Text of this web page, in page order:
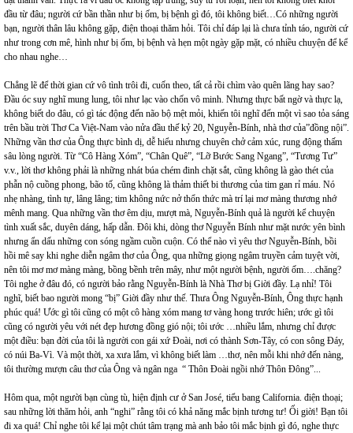
đầu từ đâu; người cứ bần thần như bị ốm, bị bệnh gì đó, tôi không biết…Có những người
bạn, người thân lâu không gặp, điện thoại thăm hỏi. Tôi chỉ đáp lại là chưa tỉnh táo, người cứ
như trong cơn mê, hình như bị ốm, bị bệnh và hẹn một ngày gặp mặt, có nhiều chuyện để kể
cho nhau nghe…
Chẳng lẽ để thời gian cứ vô tình trôi đi, cuốn theo, tất cả rồi chìm vào quên lãng hay sao?
Đầu óc suy nghĩ mung lung, tôi như lạc vào chốn vô minh. Nhưng thực bất ngờ và thực lạ,
không biết do đâu, có gì tác động đến não bộ mệt mỏi, khiến tôi nghĩ đến một vì sao tỏa sáng
trên bầu trời Thơ Ca Việt-Nam vào nửa đầu thế kỷ 20, Nguyễn-Bính, nhà thơ của”đồng nội”.
Những vần thơ của Ông thực bình dị, dễ hiểu nhưng chuyên chở cảm xúc, rung động thấm
sâu lòng người. Từ “Cô Hàng Xóm”, “Chân Quê”, “Lỡ Bước Sang Ngang”, “Tương Tư”
v.v., lời thơ không phải là những nhát búa chém đinh chặt sắt, cũng không là gào thét của
phẫn nộ cuồng phong, bão tố, cũng không là thảm thiết bi thương của tim gan rỉ máu. Nó
nhẹ nhàng, tình tự, lâng lâng; tim không nức nở thổn thức mà trí lại mơ màng thương nhớ
mênh mang. Qua những vần thơ êm dịu, mượt mà, Nguyễn-Bính quả là người kể chuyện
tình xuất sắc, duyên dáng, hấp dẫn. Đôi khi, dòng thơ Nguyễn Bính như mặt nước yên bình
nhưng ẩn dấu những con sóng ngầm cuồn cuộn. Có thể nào vì yêu thơ Nguyễn-Bính, bồi
hồi mê say khi nghe diễn ngâm thơ của Ông, qua những giọng ngâm truyền cảm tuyệt vời,
nên tôi mơ mơ màng màng, bồng bềnh trên mây, như một người bệnh, người ốm….chăng?
Tôi nghe ở đâu đó, có người bảo rằng Nguyễn-Bính là Nhà Thơ bị Giời đầy. Lạ nhỉ! Tôi
nghĩ, biết bao người mong “bị” Giời đầy như thế. Thưa Ông Nguyễn-Bính, Ông thực hạnh
phúc quá! Ước gì tôi cũng có một cô hàng xóm mang tơ vàng hong trước hiên; ước gì tôi
cũng có người yêu với nét đẹp hương đồng gió nội; tôi ước …nhiều lắm, nhưng chỉ được
một điều: bạn đời của tôi là người con gái xứ Đoài, nơi có thành Sơn-Tây, có con sông Đáy,
có núi Ba-Vì. Và một thời, xa xưa lắm, vì không biết làm …thơ, nên mỗi khi nhớ đến nàng,
tôi thường mượn câu thơ của Ông và ngân nga “ Thôn Đoài ngồi nhớ Thôn Đông”...
Hôm qua, một người bạn cùng tù, hiện định cư ở San José, tiểu bang California. điện thoại;
sau những lời thăm hỏi, anh “nghi” rằng tôi có khả năng mắc bịnh tương tư! Ối giời! Bạn tôi
đi xa quá! Chỉ nghe tôi kể lại một chút tâm trạng mà anh bảo tôi mắc bịnh gì đó, nghe thực